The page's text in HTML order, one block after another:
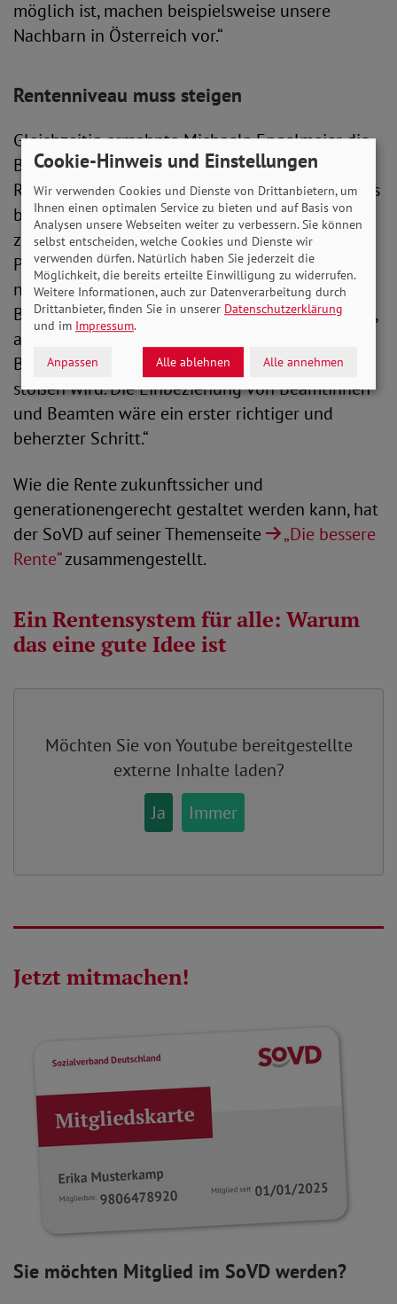
möglich ist, machen beispielsweise unsere
Nachbarn in Österreich vor.“
Rentenniveau muss steigen
Gleichzeitig ermahnte Michaela Engelmeier die
Bundesregierung, sich um die Höhe des
Rentenniveaus zu kümmern. Der SoVD fordert, es
beim aktuellen Wert von 48 Prozent verlässlich
zu stabilisieren und perspektivisch auf 53
Prozent anzuheben. Dafür müsse die Regierung
neue Wege gehen: „Hier muss die neue
Bundesregierung aus solidarischen Gründen ran,
auch wenn sie auf Widerstände aufgrund von
Besitzstandswahrung und Pfründesicherung
stoßen wird. Die Einbeziehung von Beamtinnen
und Beamten wäre ein erster richtiger und
beherzter Schritt.“
Wie die Rente zukunftssicher und
generationengerecht gestaltet werden kann, hat
der SoVD auf seiner Themenseite
„Die bessere
Rente“zusammengestellt.
Ein Rentensystem für alle: Warum
das eine gute Idee ist
Möchten Sie vonYoutube bereitgestellte
externe Inhalte laden?
Ja
Immer
Jetzt mitmachen!
Sie möchten Mitglied im SoVD werden?
Cookie-Hinweis und Einstellungen
Wir verwenden Cookies und Dienste von Drittanbietern, um
Ihnen einen optimalen Service zu bieten und auf Basis von
Analysen unsere Webseiten weiter zu verbessern. Sie können
selbst entscheiden, welche Cookies und Dienste wir
verwenden dürfen. Natürlich haben Sie jederzeit die
Möglichkeit, die bereits erteilte Einwilligung zu widerrufen.
Weitere Informationen, auch zur Datenverarbeitung durch
Drittanbieter, finden Sie in unserer Datenschutzerklärung
und im Impressum.
Anpassen Alle ablehnen Alle annehmen